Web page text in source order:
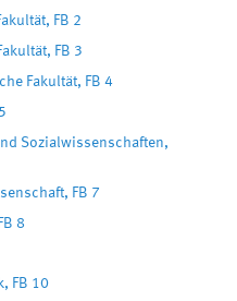
FB 2
FB 3
Fakultät, FB 4
Sozialwissenschaften,
FB 7
8
FB 10